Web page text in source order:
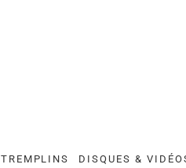
TREMPLINS DISQUES &